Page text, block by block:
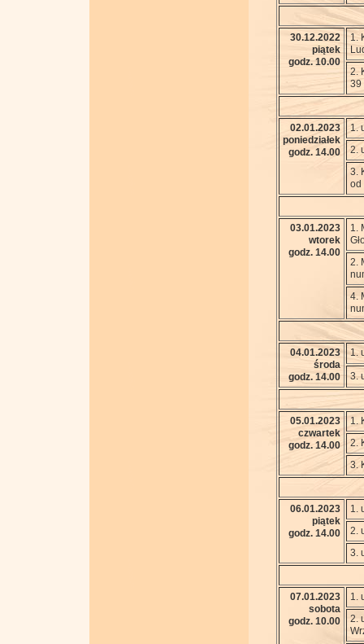
30.12.2022
piątek
godz. 10.00
1.
2.
39
02.01.2023
poniedziałek
godz. 14.00
1.
2.
3.
od
03.01.2023
wtorek
godz. 14.00
1.
2.
4.
04.01.2023
środa
godz. 14.00
1.
3.
05.01.2023
czwartek
godz. 14.00
1.
2.
3.
06.01.2023
piątek
godz. 14.00
1.
2.
3.
07.01.2023
sobota
godz. 10.00
1.
2.